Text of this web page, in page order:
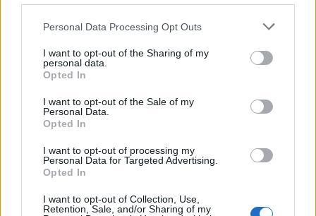
Personal Data Processing Opt Outs
I want to opt-out of the Sharing of my
personal data.
Opted In
I want to opt-out of the Sale of my
Personal Data.
Opted In
I want to opt-out of processing my
Personal Data for Targeted Advertising.
Opted In
I want to opt-out of Collection, Use,
Retention, Sale, and/or Sharing of my
Lebende Forenlegende
Beiträge: 22.214 Punkte für Erfolge:
Lebende Forenlegende, weiblich, <
Beiträge: 54.085
Nunuk
Lebende Forenlegende, weiblich
Beiträge:
*schokolade61*